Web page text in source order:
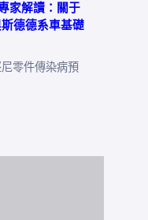
家解讀：關于
德德系車基礎
零件傳染病預